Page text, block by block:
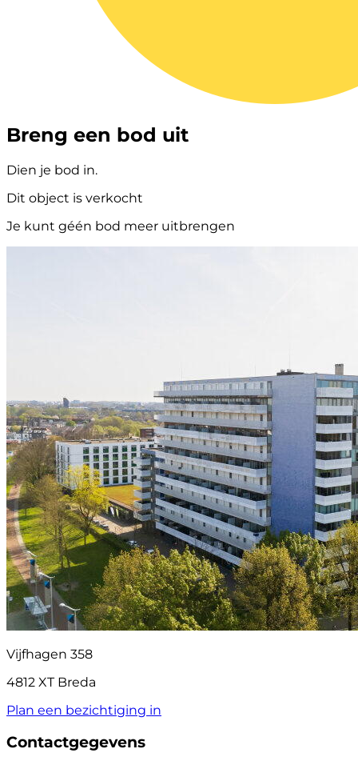
Breng een bod uit
Dien je bod in.
Dit object is verkocht
Je kunt géén bod meer uitbrengen
Vijfhagen 358
4812 XT Breda
Plan een bezichtiging in
Contactgegevens